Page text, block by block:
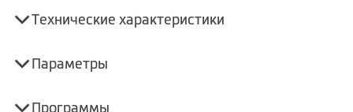
Технические характеристики
Параметры
Программы